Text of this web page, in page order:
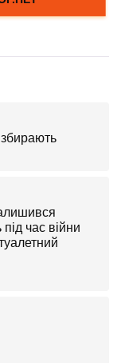
час війни